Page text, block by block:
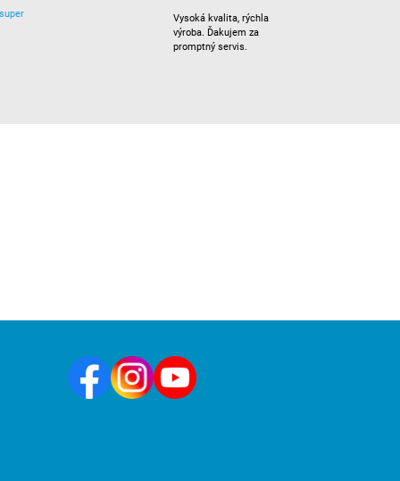
Vysoká kvalita, rýchla
výroba. Ďakujem za
promptný servis.